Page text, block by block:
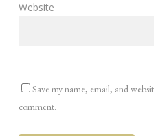
Website
Save my name, email, and
comment.